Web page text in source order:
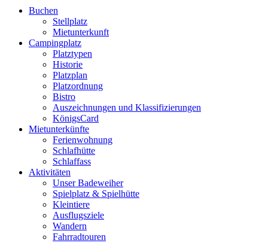
Buchen
Stellplatz
Mietunterkunft
Campingplatz
Platztypen
Historie
Platzplan
Platzordnung
Bistro
Auszeichnungen und Klassifizierungen
KönigsCard
Mietunterkünfte
Ferienwohnung
Schlafhütte
Schlaffass
Aktivitäten
Unser Badeweiher
Spielplatz & Spielhütte
Kleintiere
Ausflugsziele
Wandern
Fahrradtouren